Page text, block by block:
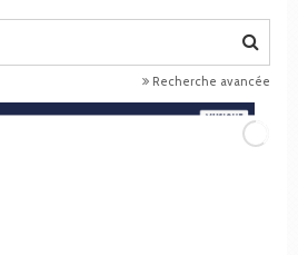
Recherche avancée